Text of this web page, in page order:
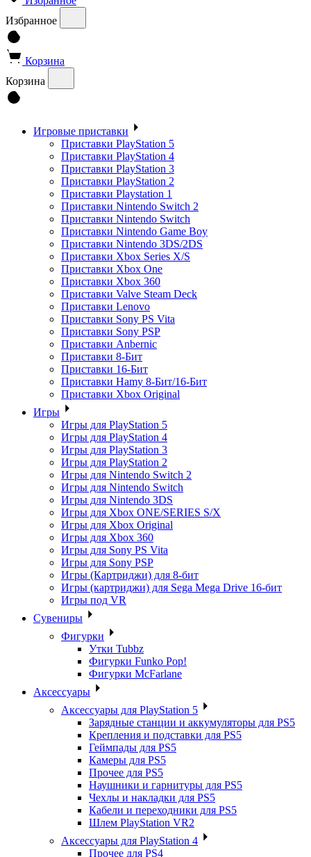
Избранное
Корзина
Корзина
Игровые приставки
Приставки PlayStation 5
Приставки PlayStation 4
Приставки PlayStation 3
Приставки PlayStation 2
Приставки Playstation 1
Приставки Nintendo Switch 2
Приставки Nintendo Switch
Приставки Nintendo Game Boy
Приставки Nintendo 3DS/2DS
Приставки Xbox Series X/S
Приставки Xbox One
Приставки Xbox 360
Приставки Valve Steam Deck
Приставки Lenovo
Приставки Sony PS Vita
Приставки Sony PSP
Приставки Anbernic
Приставки 8-Бит
Приставки 16-Бит
Приставки Hamy 8-Бит/16-Бит
Приставки Xbox Original
Игры
Игры для PlayStation 5
Игры для PlayStation 4
Игры для PlayStation 3
Игры для PlayStation 2
Игры для Nintendo Switch 2
Игры для Nintendo Switch
Игры для Nintendo 3DS
Игры для Xbox ONE/SERIES S/X
Игры для Xbox Original
Игры для Xbox 360
Игры для Sony PS Vita
Игры для Sony PSP
Игры (Картриджи) для 8-бит
Игры (картриджи) для Sega Mega Drive 16-бит
Игры под VR
Сувениры
Фигурки
Утки Tubbz
Фигурки Funko Pop!
Фигурки McFarlane
Аксессуары
Аксессуары для PlayStation 5
Зарядные станции и аккумуляторы для PS5
Крепления и подставки для PS5
Геймпады для PS5
Камеры для PS5
Прочее для PS5
Наушники и гарнитуры для PS5
Чехлы и накладки для PS5
Кабели и переходники для PS5
Шлем PlayStation VR2
Аксессуары для PlayStation 4
Прочее для PS4